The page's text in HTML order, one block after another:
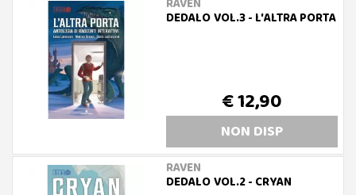
RAVEN
DEDALO VOL.3 - L'ALTRA PORTA
€ 12,90
NON DISP
RAVEN
DEDALO VOL.2 - CRYAN